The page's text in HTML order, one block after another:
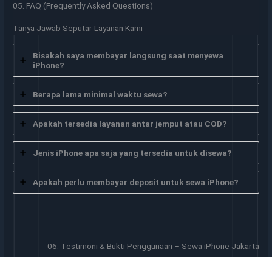
05. FAQ (Frequently Asked Questions)
Tanya Jawab Seputar Layanan Kami
Bisakah saya membayar langsung saat menyewa
iPhone?
Berapa lama minimal waktu sewa?
Apakah tersedia layanan antar jemput atau COD?
Jenis iPhone apa saja yang tersedia untuk disewa?
Apakah perlu membayar deposit untuk sewa iPhone?
06. Testimoni & Bukti Penggunaan – Sewa iPhone Jakarta